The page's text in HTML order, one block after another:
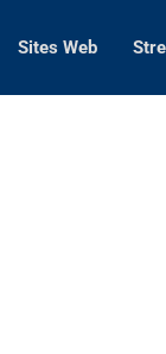
Sites Web